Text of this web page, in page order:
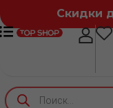
Скидки